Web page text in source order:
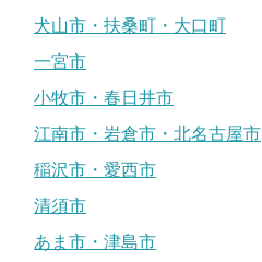
犬山市・扶桑町・大口町
一宮市
小牧市・春日井市
江南市・岩倉市・北名古屋市
稲沢市・愛西市
清須市
あま市・津島市